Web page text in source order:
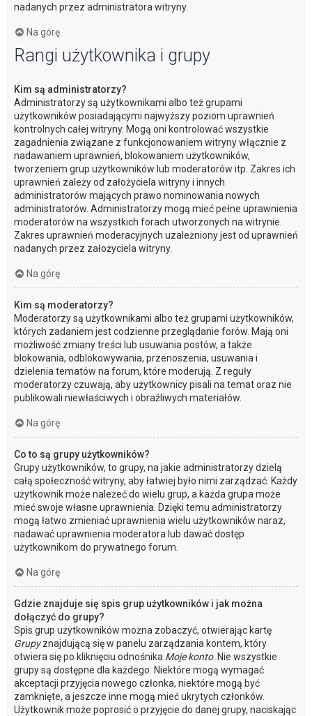
nadanych przez administratora witryny.
Na górę
Rangi użytkownika i grupy
Kim są administratorzy?
Administratorzy są użytkownikami albo też grupami
użytkowników posiadającymi najwyższy poziom uprawnień
kontrolnych całej witryny. Mogą oni kontrolować wszystkie
zagadnienia związane z funkcjonowaniem witryny włącznie z
nadawaniem uprawnień, blokowaniem użytkowników,
tworzeniem grup użytkowników lub moderatorów itp. Zakres ich
uprawnień zależy od założyciela witryny i innych
administratorów mających prawo nominowania nowych
administratorów. Administratorzy mogą mieć pełne uprawnienia
moderatorów na wszystkich forach utworzonych na witrynie.
Zakres uprawnień moderacyjnych uzależniony jest od uprawnień
nadanych przez założyciela witryny.
Na górę
Kim są moderatorzy?
Moderatorzy są użytkownikami albo też grupami użytkowników,
których zadaniem jest codzienne przeglądanie forów. Mają oni
możliwość zmiany treści lub usuwania postów, a także
blokowania, odblokowywania, przenoszenia, usuwania i
dzielenia tematów na forum, które moderują. Z reguły
moderatorzy czuwają, aby użytkownicy pisali na temat oraz nie
publikowali niewłaściwych i obraźliwych materiałów.
Na górę
Co to są grupy użytkowników?
Grupy użytkowników, to grupy, na jakie administratorzy dzielą
całą społeczność witryny, aby łatwiej było nimi zarządzać. Każdy
użytkownik może należeć do wielu grup, a każda grupa może
mieć swoje własne uprawnienia. Dzięki temu administratorzy
mogą łatwo zmieniać uprawnienia wielu użytkowników naraz,
nadawać uprawnienia moderatora lub dawać dostęp
użytkownikom do prywatnego forum.
Na górę
Gdzie znajduje się spis grup użytkowników i jak można
dołączyć do grupy?
Spis grup użytkowników można zobaczyć, otwierając kartę
Grupyznajdującą się w panelu zarządzania kontem, który
otwiera się po kliknięciu odnośnika Moje konto. Nie wszystkie
grupy są dostępne dla każdego. Niektóre mogą wymagać
akceptacji przyjęcia nowego członka, niektóre mogą być
zamknięte, a jeszcze inne mogą mieć ukrytych członków.
Użytkownik może poprosić o przyjęcie do danej grupy, naciskając